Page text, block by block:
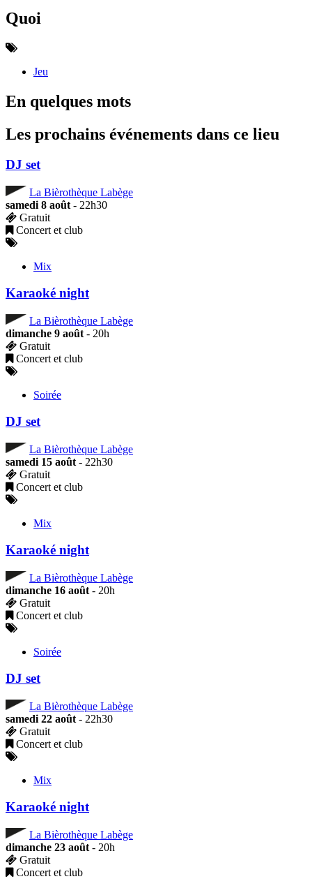
Quoi
Jeu
En quelques mots
Les prochains événements dans ce lieu
DJ set
La Bièrothèque Labège
samedi 8 août - 22h30
Gratuit
Concert et club
Mix
Karaoké night
La Bièrothèque Labège
dimanche 9 août - 20h
Gratuit
Concert et club
Soirée
DJ set
La Bièrothèque Labège
samedi 15 août - 22h30
Gratuit
Concert et club
Mix
Karaoké night
La Bièrothèque Labège
dimanche 16 août - 20h
Gratuit
Concert et club
Soirée
DJ set
La Bièrothèque Labège
samedi 22 août - 22h30
Gratuit
Concert et club
Mix
Karaoké night
La Bièrothèque Labège
dimanche 23 août - 20h
Gratuit
Concert et club